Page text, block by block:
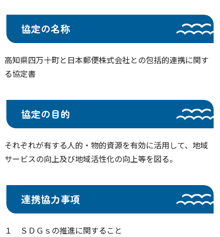
協定の名称
高知県四万十町と日本郵便株式会社との包括的連携に関す
る協定書
協定の目的
それぞれが有する人的・物的資源を有効に活用して、地域
サービスの向上及び地域活性化の向上等を図る。
連携協力事項
１ ＳＤＧｓの推進に関すること